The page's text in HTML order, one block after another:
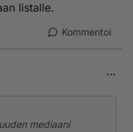
listalle.
Kommentoi
mediaani